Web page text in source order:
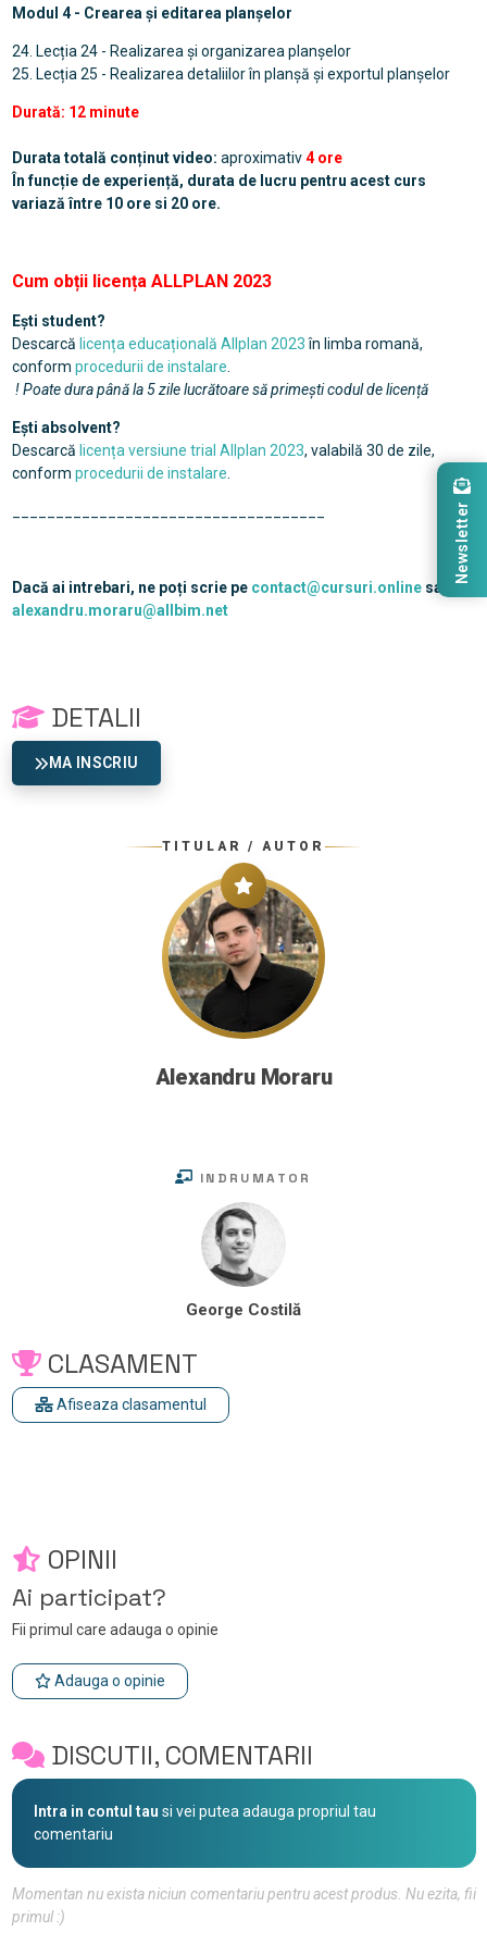
Modul 4 - Crearea și editarea planșelor
24. Lecția 24 - Realizarea și organizarea planșelor
25. Lecția 25 - Realizarea detaliilor în planșă și exportul planșelor
Durată: 12 minute
Durata totală conținut video: aproximativ4 ore
În funcție de experiență, durata de lucru pentru acest curs
variază între 10 ore si 20 ore.
Cum obții licența ALLPLAN 2023
Ești student?
Descarcă licența educațională Allplan 2023în limba romană,
conform procedurii de instalare
! Poate dura până la 5 zile lucrătoare să primești codul de licență
Ești absolvent?
Descarcă licența versiune trial Allplan 2023, valabilă 30 de zile,
conform procedurii de instalare
Dacă ai intrebari, ne poți scrie pe contact@cursuri.onlinesau
alexandru.moraru@allbim.net
DETALII
MA INSCRIU
TITULAR / AUTOR
Alexandru Moraru
INDRUMATOR
George Costilă
CLASAMENT
Afiseaza clasamentul
OPINII
Ai participat?
Fii primul care adauga o opinie
Adauga o opinie
DISCUTII, COMENTARII
Intra in contul tau si vei putea adauga propriul tau
comentariu
Momentan nu exista niciun comentariu pentru acest produs. Nu ezita, fii
primul :)
Newsletter